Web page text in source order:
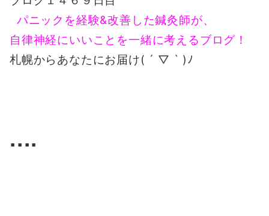
パニックを経験&改善した鍼灸師が、
自律神経にいいことを一緒に考えるブログ！
札幌からあなたにお届け( ´ ▽ ` )ﾉ
▪️▪️▪️▪️